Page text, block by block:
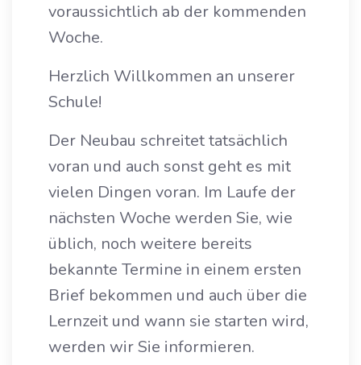
voraussichtlich ab der kommenden
Woche.
Herzlich Willkommen an unserer
Schule!
Der Neubau schreitet tatsächlich
voran und auch sonst geht es mit
vielen Dingen voran. Im Laufe der
nächsten Woche werden Sie, wie
üblich, noch weitere bereits
bekannte Termine in einem ersten
Brief bekommen und auch über die
Lernzeit und wann sie starten wird,
werden wir Sie informieren.